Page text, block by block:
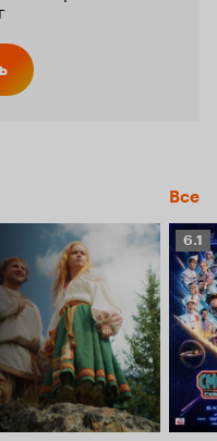
Все
6.1
6.1